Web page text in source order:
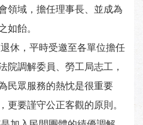
領域，擔任理事長、並成為
飴。
休，平時受邀至各單位擔任
院調解委員、勞工局志工，
民眾服務的熱忱是很重要
要謹守公正客觀的原則。